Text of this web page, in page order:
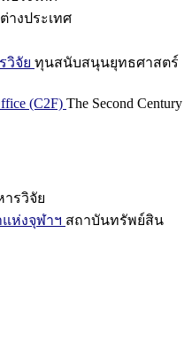
างประเทศ
วิจัย ทุนสนับสนุนยุทธศาสตร์
(C2F) The Second Century
รวิจัย
ห่งจุฬาฯ สถาบันทรัพย์สิน